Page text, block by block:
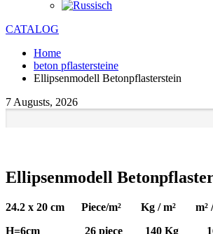
CATALOG
Home
beton pflastersteine
Ellipsenmodell Betonpflasterstein
7 Augusts, 2026
Ellipsenmodell
24.2 x 20 cm Piece/m² Kg / m² m²
H=6cm 26 piece 140 Kg